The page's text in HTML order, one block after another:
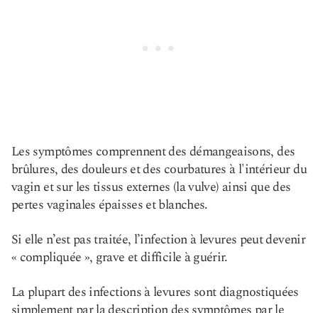
Les symptômes comprennent des démangeaisons, des
brûlures, des douleurs et des courbatures à l'intérieur du
vagin et sur les tissus externes (la vulve) ainsi que des
pertes vaginales épaisses et blanches.
Si elle n’est pas traitée, l’infection à levures peut devenir
« compliquée », grave et difficile à guérir.
La plupart des infections à levures sont diagnostiquées